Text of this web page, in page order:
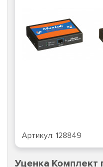
Артикул: 128849
Уценка Комплект